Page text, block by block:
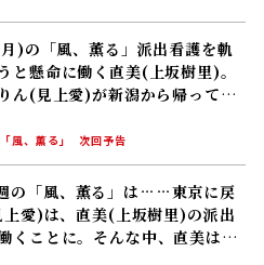
の「風、薫る」は……東京に戻
愛)は、直美(上坂樹里)の派出
くことに。そんな中、直美は自
た無償の看護を始める
風、薫る」
次回予告
ッサム」ポスタービジュアル公
・珠(石橋静河)が桜を見上げる印
イトル映像は奥山大史監督、語
幸アナ 2026年度後期放送